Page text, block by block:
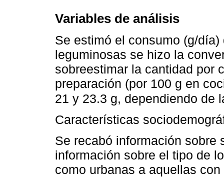
Variables de análisis
Se estimó el consumo (g/
leguminosas se hizo la
sobreestimar la cantidad por
preparación (por 100 g en
21 y 23.3 g, dependiendo de
Características
Se recabó información sobre
información sobre el tipo de
como urbanas a aquellas